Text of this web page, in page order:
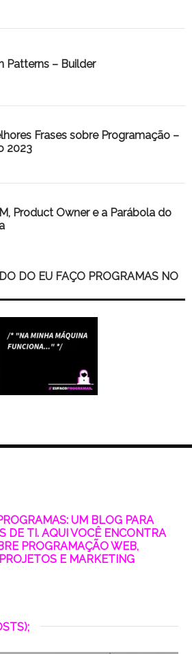
Patterns – Builder
Frases sobre Programação –
2023
Product Owner e a Parábola do
DO EU FAÇO PROGRAMAS NO
UM BLOG PARA
DE TI. AQUI VOCÊ ENCONTRA
PROGRAMAÇÃO WEB,
E MARKETING